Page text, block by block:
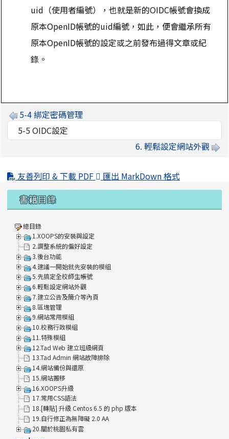
uid（使用者編號），也就是新的OIDC帳號會換成
原本OpenID帳號的uid編號，如此，便會繼承所有
原本OpenID帳號的設定或之前發布過得文章或紀
錄。
5-4 綁定密碼管理
6. 輕鬆設定網站外觀
友善列印 & 下載 PDF 匯出 MarkDown 格式
左邊區域內容
書籍目錄
總目錄
1.XOOPS的安裝與設定
2.調整系統的偏好設定
3.後台功能
4.建議一開始就先安裝的模組
5.先搞定全校師生帳號
6.輕鬆設定網站外觀
7.建立公告及簡介等內頁
8.區塊管理
9.網站常用模組
10.校務行政模組
11.特殊模組
12.Tad Web 建立班級網頁
13.Tad Admin 網站故障排除
14.網站備份與還原
15.網站搬移
16.XOOPS升級
17.常用CSS語法
18.[轉貼] 升級 Centos 6.5 的 php 版本
19.自行修正為無障礙 2.0 AA
20.關於桃園私有雲